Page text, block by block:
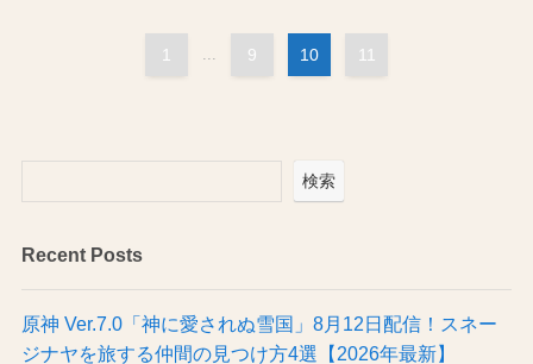
1 ... 9 10 11
検索
Recent Posts
原神 Ver.7.0「神に愛されぬ雪国」8月12日配信！スネー
ジナヤを旅する仲間の見つけ方4選【2026年最新】